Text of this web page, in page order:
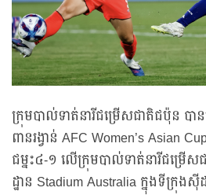
ក្រុមបាល់ទាត់នារីជម្រើសជាតិជប៉ុន បាន
ពានរង្វាន់ AFC Women’s Asian
ជម្នះ៤-១ លើក្រុមបាល់ទាត់នារីជម្រើ
ដ្ឋាន Stadium Australia ក្នុងទីក្រុង